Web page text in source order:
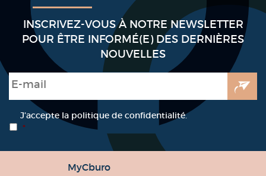
INSCRIVEZ-VOUS À NOTRE NEWSLETTER
POUR ÊTRE INFORMÉ(E) DES DERNIÈRES
NOUVELLES
E-mail
RGPD *
J’accepte la politique de confidentialité.
*
MyCburo